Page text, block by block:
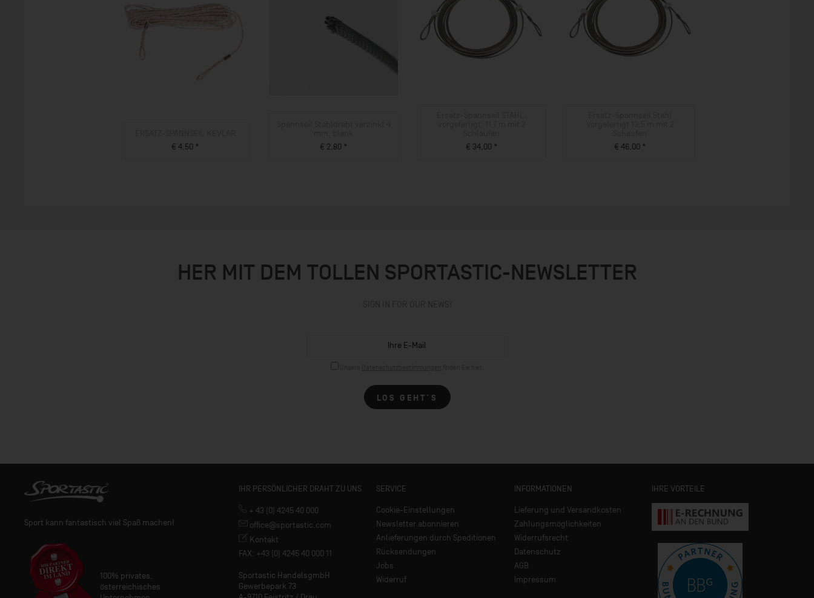
€ 4,50 *
€ 2,80 *
€ 34,00 *
€ 46,00 *
HER MIT DEM TOLLEN SPORTASTIC-NEWSLETTER
LOS GEHT´S
Sport kann fantastisch viel Spaß machen!
100% privates,
österreichisches
IHR PERSÖNLICHER DRAHT ZU UNS
+ 43 (0) 4245 40 000
office@sportastic.com
Kontakt
FAX: +43 (0) 4245 40 000 11
Sportastic HandelsgmbH
Gewerbepark 73
SERVICE
Cookie-Einstellungen
Newsletter abonnieren
Anlieferungen durch Speditionen
Rücksendungen
Jobs
Widerruf
INFORMATIONEN
Lieferung und Versandkosten
Zahlungsmöglichkeiten
Widerrufsrecht
Datenschutz
AGB
Impressum
IHRE VORTEILE